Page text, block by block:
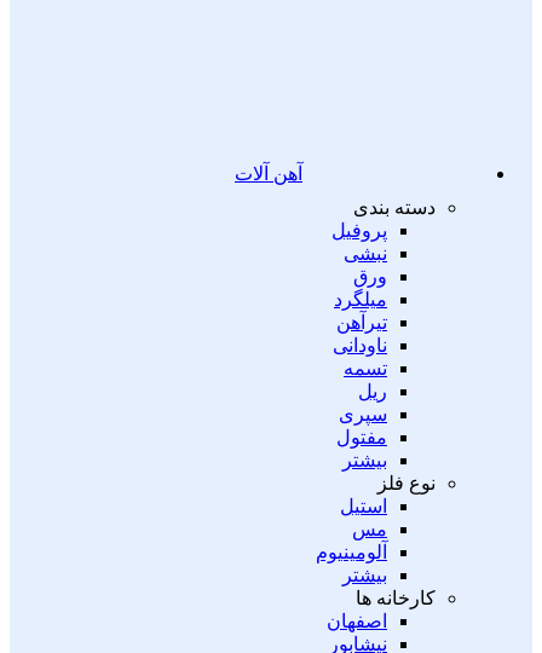
آهن آلات
دسته بندی
پروفیل
نبشی
ورق
میلگرد
تیرآهن
ناودانی
تسمه
ریل
سپری
مفتول
بیشتر
نوع فلز
استیل
مس
آلومینیوم
بیشتر
کارخانه ها
اصفهان
نیشابور